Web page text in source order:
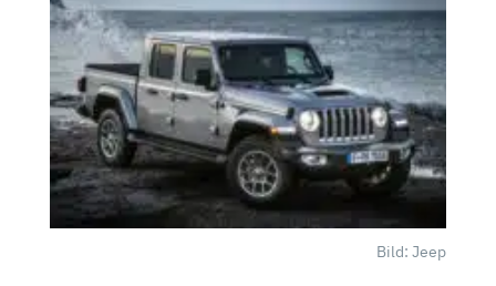
Bild: Jeep